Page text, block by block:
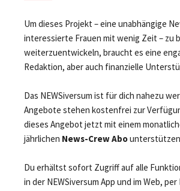
Um dieses Projekt – eine unabhängige
interessierte Frauen mit wenig Zeit – zu
weiterzuentwickeln, braucht es eine
Redaktion, aber auch finanzielle
Das NEWSiversum ist für dich nahezu
Angebote stehen kostenfrei zur
dieses Angebot jetzt mit einem
jährlichen News-Crew Abo
Du erhältst sofort Zugriff auf alle
in der NEWSiversum App und im Web,